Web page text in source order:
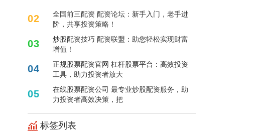
02
全国前三配资 配资论坛：新手入门，老手进
阶，共享投资策略！
03
炒股配资技巧 配资联盟：助您轻松实现财富
增值！
04
正规股票配资官网 杠杆股票平台：高效投资
工具，助力投资者放大
05
在线股票配资公司 最专业炒股配资服务，助
力投资者高效决策，把
标签列表